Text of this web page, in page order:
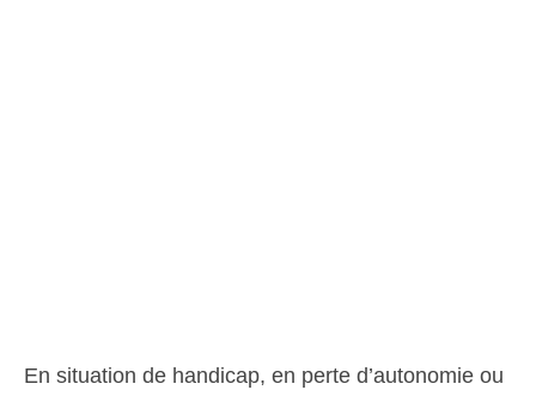
En situation de handicap, en perte d’autonomie ou